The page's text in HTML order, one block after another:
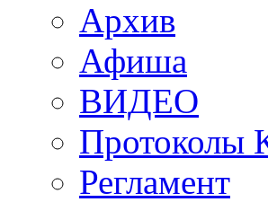
Архив
Афиша
ВИДЕО
Протоколы
Регламент